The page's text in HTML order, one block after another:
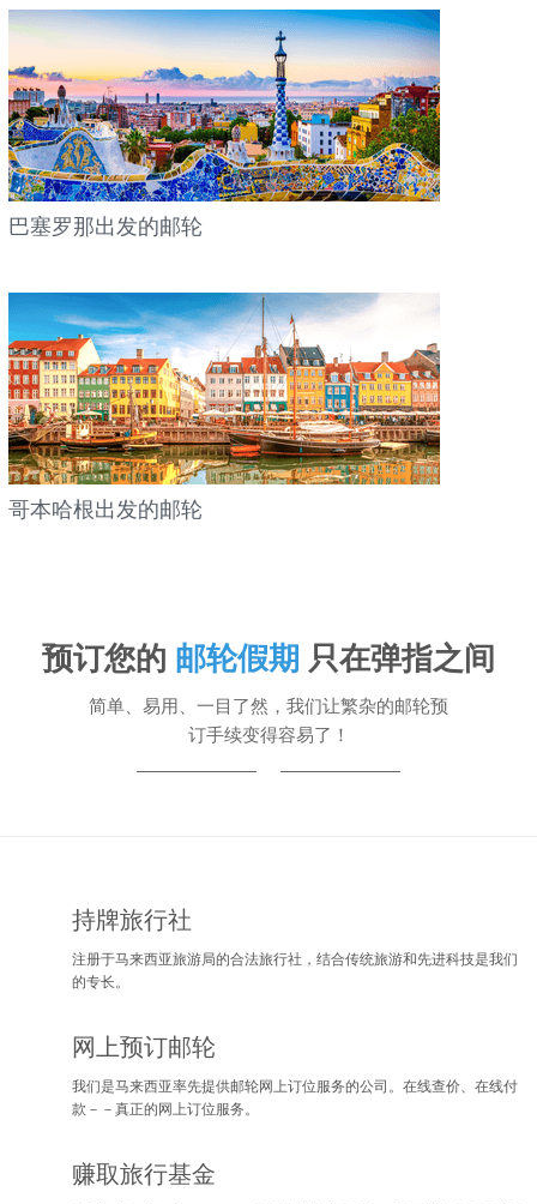
巴塞罗那出发的邮轮
哥本哈根出发的邮轮
预订您的 邮轮假期 只在弹指之间
简单、易用、一目了然，我们让繁杂的邮轮预
订手续变得容易了！
持牌旅行社
注册于马来西亚旅游局的合法旅行社，结合传统旅游和先进科技是我们
的专长。
网上预订邮轮
我们是马来西亚率先提供邮轮网上订位服务的公司。在线查价、在线付
款－－真正的网上订位服务。
赚取旅行基金